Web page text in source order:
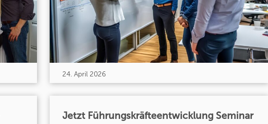
24. April 2026
Jetzt Führungskräfteentwicklung Seminar